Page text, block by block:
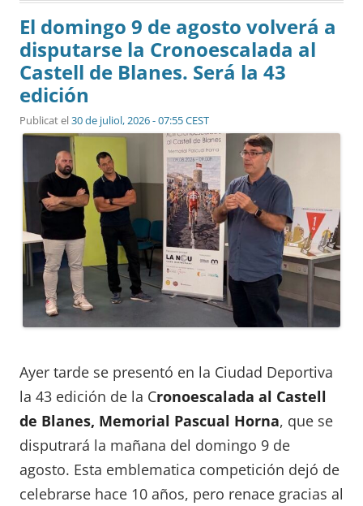
El domingo 9 de agosto volverá a
disputarse la Cronoescalada al
Castell de Blanes. Será la 43
edición
Publicat el30 de juliol, 2026 - 07:55 CEST
Ayer tarde se presentó en la Ciudad Deportiva
la 43 edición de la Cronoescalada al Castell
de Blanes, Memorial Pascual Horna, que se
disputrará la mañana del domingo 9 de
agosto. Esta emblematica competición dejó de
celebrarse hace 10 años, pero renace gracias al